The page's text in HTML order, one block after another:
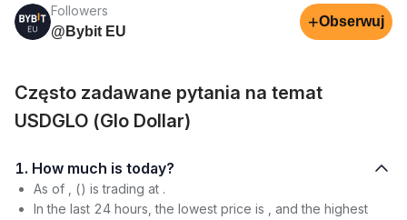
Followers
@Bybit EU
+Obserwuj
Często zadawane pytania na temat
USDGLO (Glo Dollar)
1. How much is today?
As of , () is trading at .
In the last 24 hours, the lowest price is , and the highest